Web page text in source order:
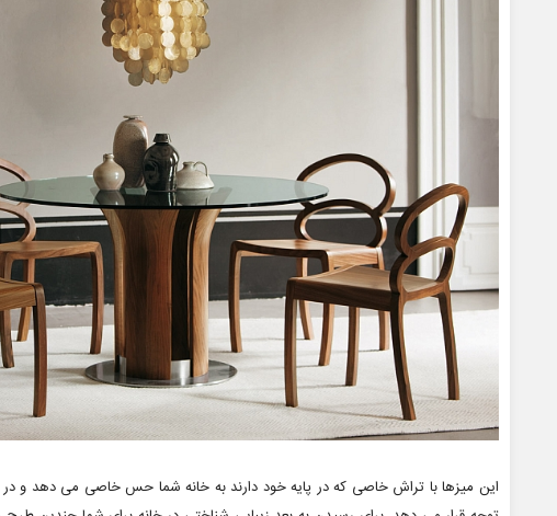
این میزها با تراش خاصی که در پایه خود دارند به خانه شما حس خاصی می دهد و در